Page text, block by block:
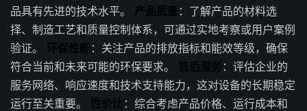
品具有先进的技术水平。 产品质量 ：了解产品的材料选
择、制造工艺和质量控制体系，可通过实地考察或用户案例
验证。 环保性能：关注产品的排放指标和能效等级，确保
符合当前和未来可能的环保要求。 售后服务 ：评估企业的
服务网络、响应速度和技术支持能力，这对设备的长期稳定
运行至关重要。 性价比 ：综合考虑产品价格、运行成本和